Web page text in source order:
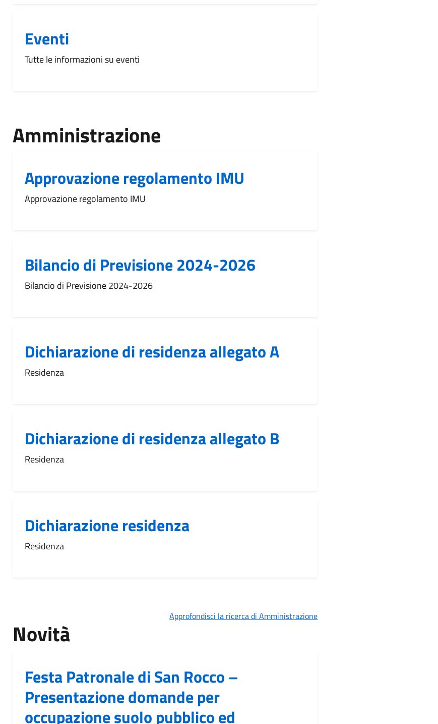
Eventi
Tutte le informazioni su eventi
Amministrazione
Approvazione regolamento IMU
Approvazione regolamento IMU
Bilancio di Previsione 2024-2026
Bilancio di Previsione 2024-2026
Dichiarazione di residenza allegato A
Residenza
Dichiarazione di residenza allegato B
Residenza
Dichiarazione residenza
Residenza
Approfondisci la ricerca di Amministrazione
Novità
Festa Patronale di San Rocco –
Presentazione domande per
occupazione suolo pubblico ed